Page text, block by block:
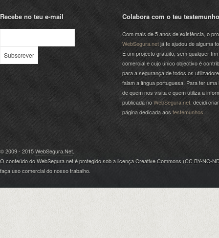
Recebe no teu e-mail Colabora com o teu testemunho
Com mais de 5 anos de existência, o
WebSegura.netjá te ajudou de alguma
É um projecto gratuito, sem qualquer fim
comercial e cujo único objectivo é
para a segurança de todos os
falam a língua portuguesa. Para ter uma
de quem nos visita e quem utiliza a
publicada noWebSegura.net , decidi
página dedicada aos testemunhos
© 2009 - 2015WebSegura.Net.
O conteúdo do WebSegura.net é protegido sob a licença Creative Commons (CC BY-NC-
faça uso comercial do nosso trabalho.